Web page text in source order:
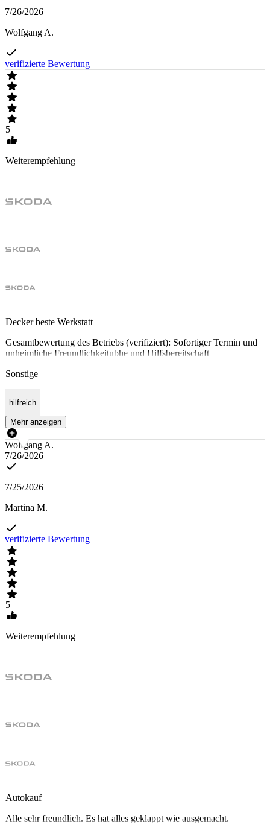
7/26/2026
Wolfgang A.
verifizierte Bewertung
5
Weiterempfehlung
Decker beste Werkstatt
Gesamtbewertung des Betriebs (verifiziert): Sofortiger Termin und
unheimliche Freundlichkeitubhe und Hilfsbereitschaft
Sonstige
hilfreich
Mehr anzeigen
Wolfgang A.
7/26/2026
7/25/2026
Martina M.
verifizierte Bewertung
5
Weiterempfehlung
Autokauf
Alle sehr freundlich. Es hat alles geklappt wie ausgemacht.